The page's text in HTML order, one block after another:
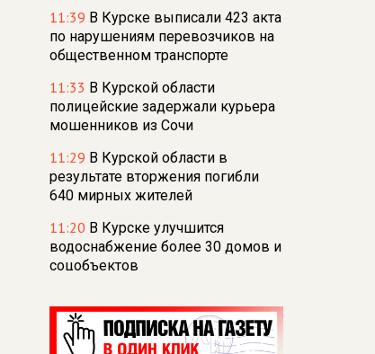
11:39 В Курске выписали 423 акта
по нарушениям перевозчиков на
общественном транспорте
11:33 В Курской области
полицейские задержали курьера
мошенников из Сочи
11:29 В Курской области в
результате вторжения погибли
640 мирных жителей
11:20 В Курске улучшится
водоснабжение более 30 домов и
соцобъектов
300 курян после вторжения
остаётся неизвестной